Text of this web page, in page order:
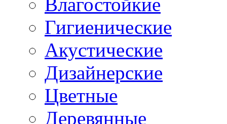
Гигиенические
Акустические
Дизайнерские
Цветные
Деревянные